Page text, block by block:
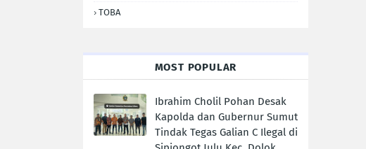
TOBA
MOST POPULAR
Ibrahim Cholil Pohan Desak
Kapolda dan Gubernur Sumut
Tindak Tegas Galian C Ilegal di